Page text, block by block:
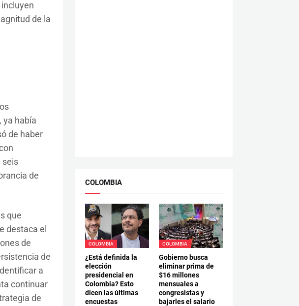
incluyen
de la
ya había
de haber
seis
de
que
destaca el
de
de
a
continuar
de
COLOMBIA
COLOMBIA
¿Está definida la
elección
presidencial en
Colombia? Esto
dicen las últimas
encuestas
COLOMBIA
Gobierno busca
eliminar prima de
$16 millones
mensuales a
congresistas y
bajarles el salario